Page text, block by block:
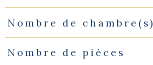
Nombre de chambre(s)
Nombre de pièces